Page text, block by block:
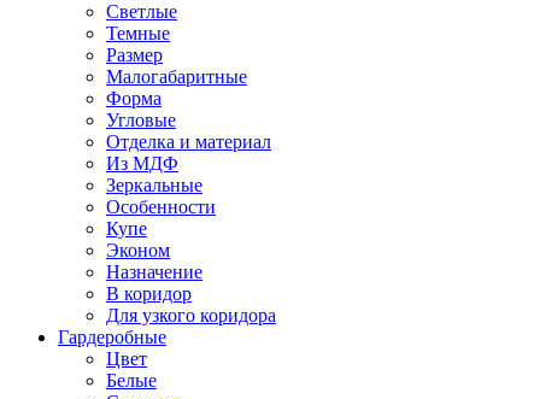
Светлые
Темные
Размер
Малогабаритные
Форма
Угловые
Отделка и материал
Из МДФ
Зеркальные
Особенности
Купе
Эконом
Назначение
В коридор
Для узкого коридора
Гардеробные
Цвет
Белые